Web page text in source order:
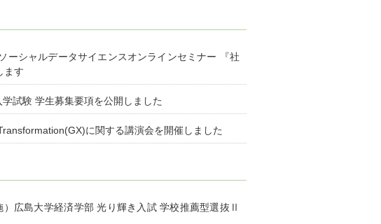
ーシャルデータサイエンスオンラインセミナー 『社
ます
試験 学生募集要項を公開しました
に関する講演会を開催しました
）広島大学経済学部 光り輝き入試 学校推薦型選抜Ⅱ